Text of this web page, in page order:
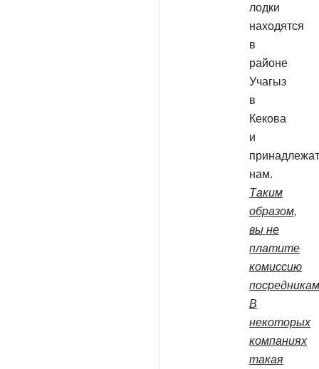
лодки
находятся
в
районе
Учагыз
в
Кекова
и
нам.
Таким
образом,
вы не
платите
комиссию
В
некоторых
компаниях
такая